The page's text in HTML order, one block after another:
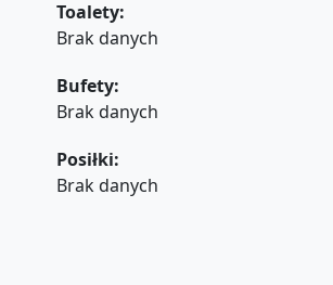
Toalety:
Brak danych
Bufety:
Brak danych
Posiłki:
Brak danych